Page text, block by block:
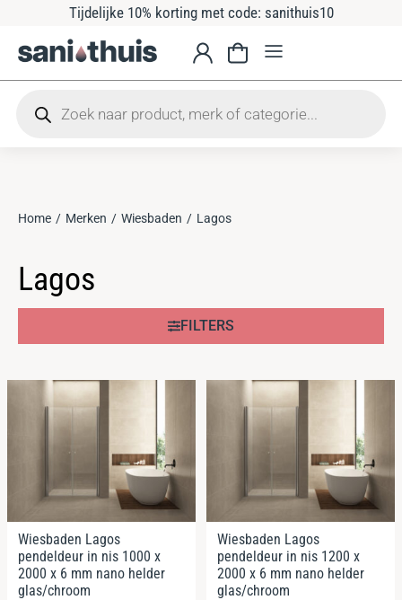
Tijdelijke 10% korting met code: sanithuis10
Je bent hier:
Home Merken Wiesbaden Lagos
Lagos
FILTERS
Wiesbaden Lagos
pendeldeur in nis 1000 x
2000 x 6 mm nano helder
glas/chroom
Wiesbaden Lagos
pendeldeur in nis 1200 x
2000 x 6 mm nano helder
glas/chroom